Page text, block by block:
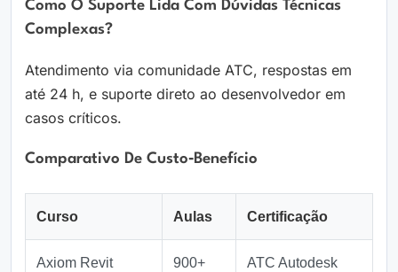
Como O Suporte Lida Com Dúvidas Técnicas
Complexas?
Atendimento via comunidade ATC, respostas em
até 24 h, e suporte direto ao desenvolvedor em
casos críticos.
Comparativo De Custo‑benefício
Curso Aulas Certificação
Axiom Revit 900+ ATC Autodesk